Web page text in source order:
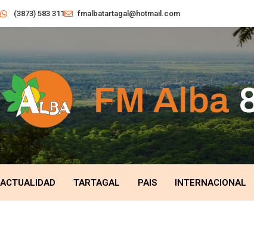
(3873) 583 311 fmalbatartagal@hotmail.com
ACTUALIDAD TARTAGAL PAIS INTERNACIONAL